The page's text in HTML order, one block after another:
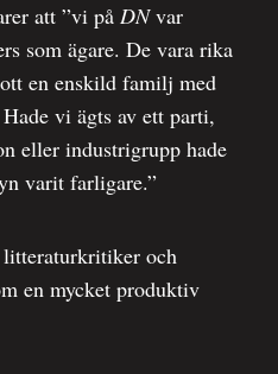
att ”vi på DNvar
som ägare. De vara rika
en enskild familj med
vi ägts av ett parti,
eller industrigrupp hade
varit farligare.”
och
en mycket produktiv